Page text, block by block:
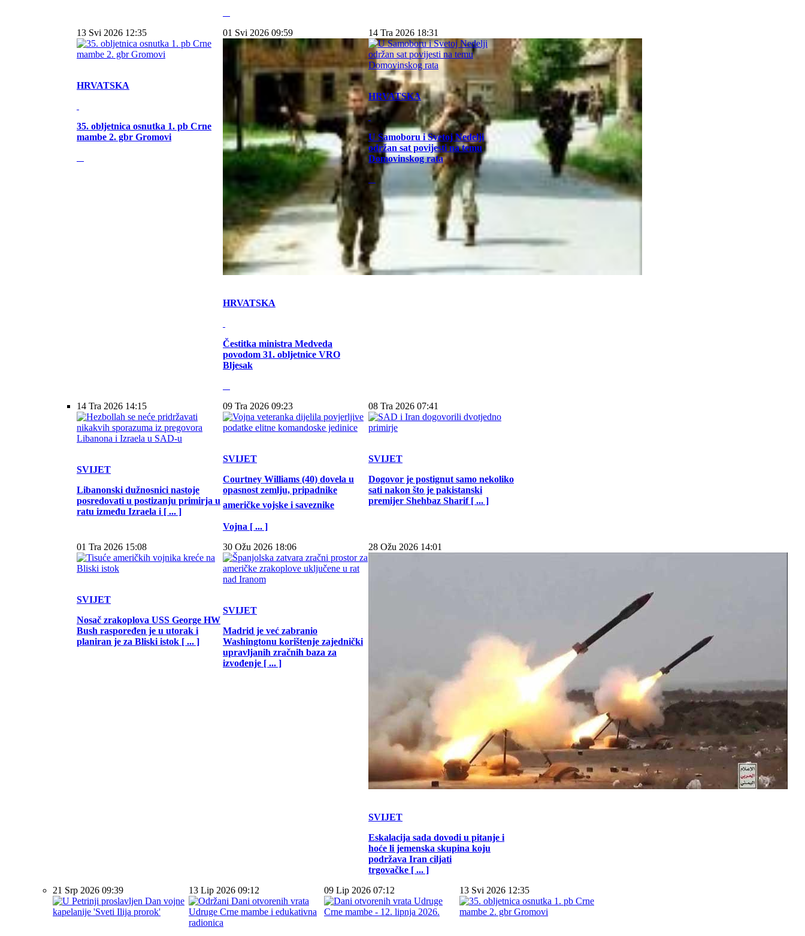
13 Svi 2026 12:35
HRVATSKA
35. obljetnica osnutka 1. pb Crne
mambe 2. gbr Gromovi
01 Svi 2026 09:59
HRVATSKA
Čestitka ministra Medveda
povodom 31. obljetnice VRO
Bljesak
14 Tra 2026 18:31
HRVATSKA
U Samoboru i Svetoj Nedelji
održan sat povijesti na temu
Domovinskog rata
14 Tra 2026 14:15
SVIJET
Libanonski dužnosnici nastoje
posredovati u postizanju primirja u
ratu između Izraela i [ ... ]
09 Tra 2026 09:23
SVIJET
Courtney Williams (40) dovela u
opasnost zemlju, pripadnike
američke vojske i saveznike
Vojna [ ... ]
08 Tra 2026 07:41
SVIJET
Dogovor je postignut samo nekoliko
sati nakon što je pakistanski
premijer Shehbaz Sharif [ ... ]
01 Tra 2026 15:08
SVIJET
Nosač zrakoplova USS George HW
Bush raspoređen je u utorak i
planiran je za Bliski istok [ ... ]
30 Ožu 2026 18:06
SVIJET
Madrid je već zabranio
Washingtonu korištenje zajednički
upravljanih zračnih baza za
izvođenje [ ... ]
28 Ožu 2026 14:01
SVIJET
Eskalacija sada dovodi u pitanje i
hoće li jemenska skupina koju
podržava Iran ciljati
trgovačke [ ... ]
21 Srp 2026 09:39
13 Lip 2026 09:12 09 Lip 2026 07:12 13 Svi 2026 12:35